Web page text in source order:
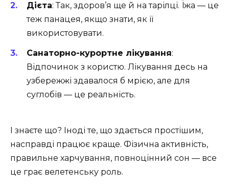
Дієта: Так, здоров’я ще й на тарілці. Їжа — це
теж панацея, якщо знати, як її
використовувати.
Санаторно-курортне лікування:
Відпочинок з користю. Лікування десь на
узбережжі здавалося б мрією, але для
суглобів — це реальність.
І знаєте що? Іноді те, що здається простішим,
насправді працює краще. Фізична активність,
правильне харчування, повноцінний сон — все
це грає велетенську роль.